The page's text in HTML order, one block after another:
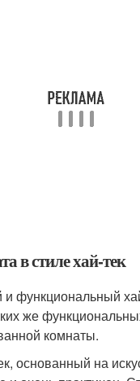
в стиле хай-тек
функциональный
же
комнаты.
основанный на